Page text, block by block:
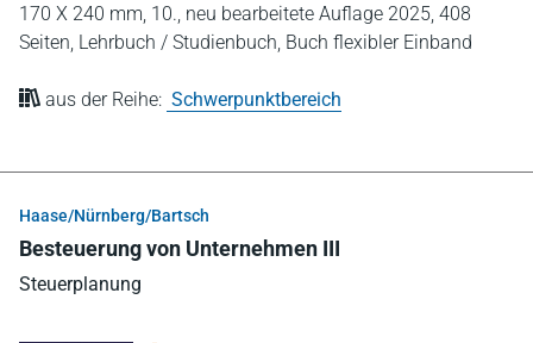
170 X 240 mm, 10., neu bearbeitete Auflage 2025, 408
Seiten, Lehrbuch / Studienbuch, Buch flexibler Einband
aus der Reihe: Schwerpunktbereich
Haase/Nürnberg/Bartsch
Besteuerung von Unternehmen III
Steuerplanung